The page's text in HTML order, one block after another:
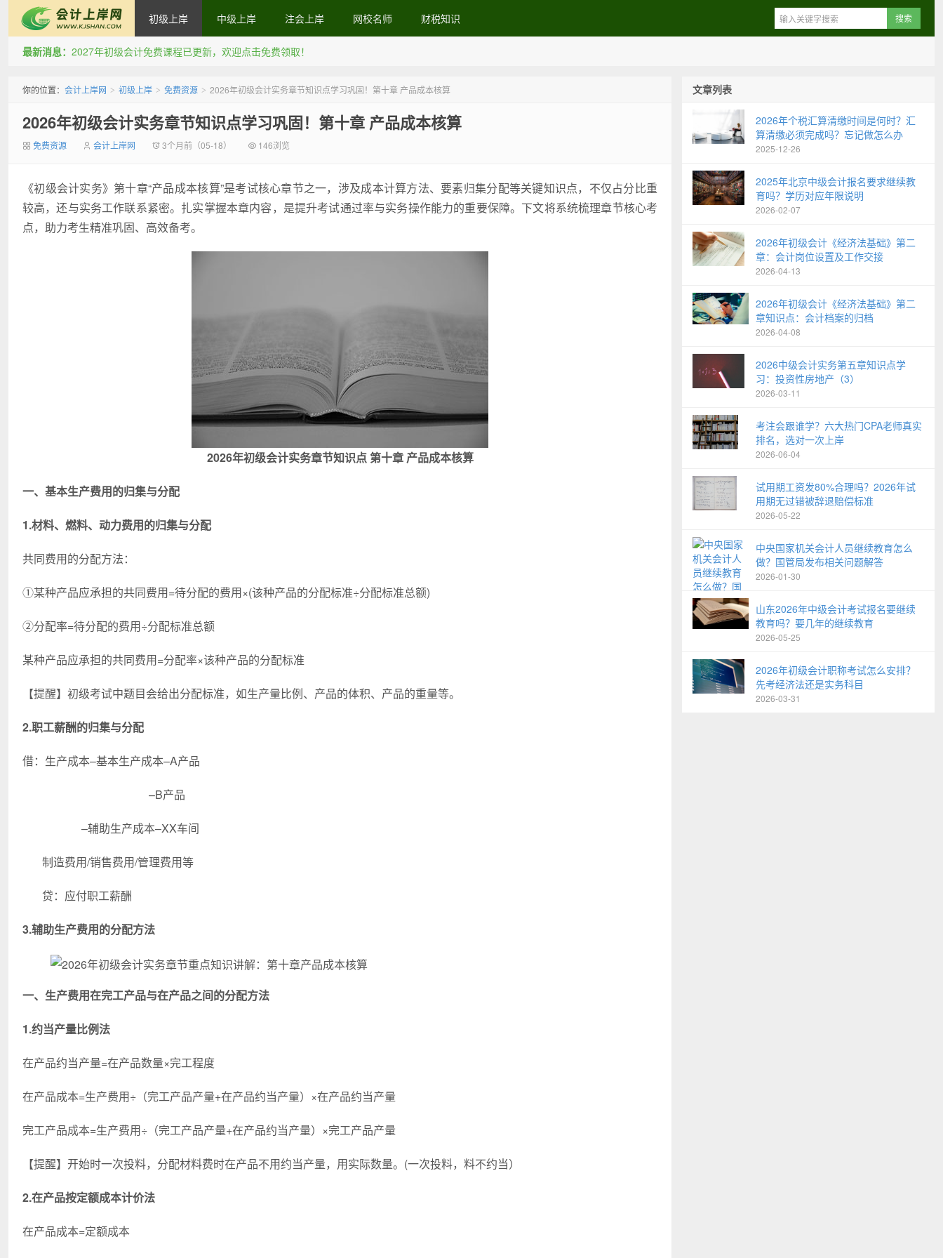
初级上岸 中级上岸 注会上岸 网校名师 财税知识
最新消息： 2027年初级会计免费课程已更新，欢迎点击免费领取！
你的位置： 会计上岸网 > 初级上岸 > 免费资源 > 2026年初级会计实务章节知识点学习巩固！第十章 产品成本核算
2026年初级会计实务章节知识点学习巩固！第十章 产品成本核算
免费资源 会计上岸网 3个月前（05-18） 146浏览
《初级会计实务》第十章“产品成本核算”是考试核心章节之一，涉及成本计算方法、要素归集分配等关键知识点，不仅占分比重
较高，还与实务工作联系紧密。扎实掌握本章内容，是提升考试通过率与实务操作能力的重要保障。下文将系统梳理章节核心考
点，助力考生精准巩固、高效备考。
2026年初级会计实务章节知识点 第十章 产品成本核算
一、基本生产费用的归集与分配
1.材料、燃料、动力费用的归集与分配
共同费用的分配方法：
①某种产品应承担的共同费用=待分配的费用×(该种产品的分配标准÷分配标准总额)
②分配率=待分配的费用÷分配标准总额
某种产品应承担的共同费用=分配率×该种产品的分配标准
【提醒】初级考试中题目会给出分配标准，如生产量比例、产品的体积、产品的重量等。
2.职工薪酬的归集与分配
借：生产成本–基本生产成本–A产品
–B产品
–辅助生产成本–XX车间
制造费用/销售费用/管理费用等
贷：应付职工薪酬
3.辅助生产费用的分配方法
一、生产费用在完工产品与在产品之间的分配方法
1.约当产量比例法
在产品约当产量=在产品数量×完工程度
在产品成本=生产费用÷（完工产品产量+在产品约当产量）×在产品约当产量
完工产品成本=生产费用÷（完工产品产量+在产品约当产量）×完工产品产量
【提醒】开始时一次投料，分配材料费时在产品不用约当产量，用实际数量。(一次投料，料不约当）
2.在产品按定额成本计价法
在产品成本=定额成本
文章列表
2026年个税汇算清缴时间是何时？汇
算清缴必须完成吗？忘记做怎么办
2025-12-26
2025年北京中级会计报名要求继续教
育吗？学历对应年限说明
2026-02-07
2026年初级会计《经济法基础》第二
章：会计岗位设置及工作交接
2026-04-13
2026年初级会计《经济法基础》第二
章知识点：会计档案的归档
2026-04-08
2026中级会计实务第五章知识点学
习：投资性房地产（3）
2026-03-11
考注会跟谁学？六大热门CPA老师真实
排名，选对一次上岸
2026-06-04
试用期工资发80%合理吗？2026年试
用期无过错被辞退赔偿标准
2026-05-22
中央国家机关会计人员继续教育怎么
做？国管局发布相关问题解答
2026-01-30
山东2026年中级会计考试报名要继续
教育吗？要几年的继续教育
2026-05-25
2026年初级会计职称考试怎么安排？
先考经济法还是实务科目
2026-03-31